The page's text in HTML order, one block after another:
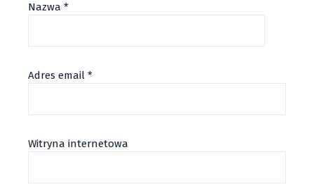
Nazwa *
Adres email *
Witryna internetowa